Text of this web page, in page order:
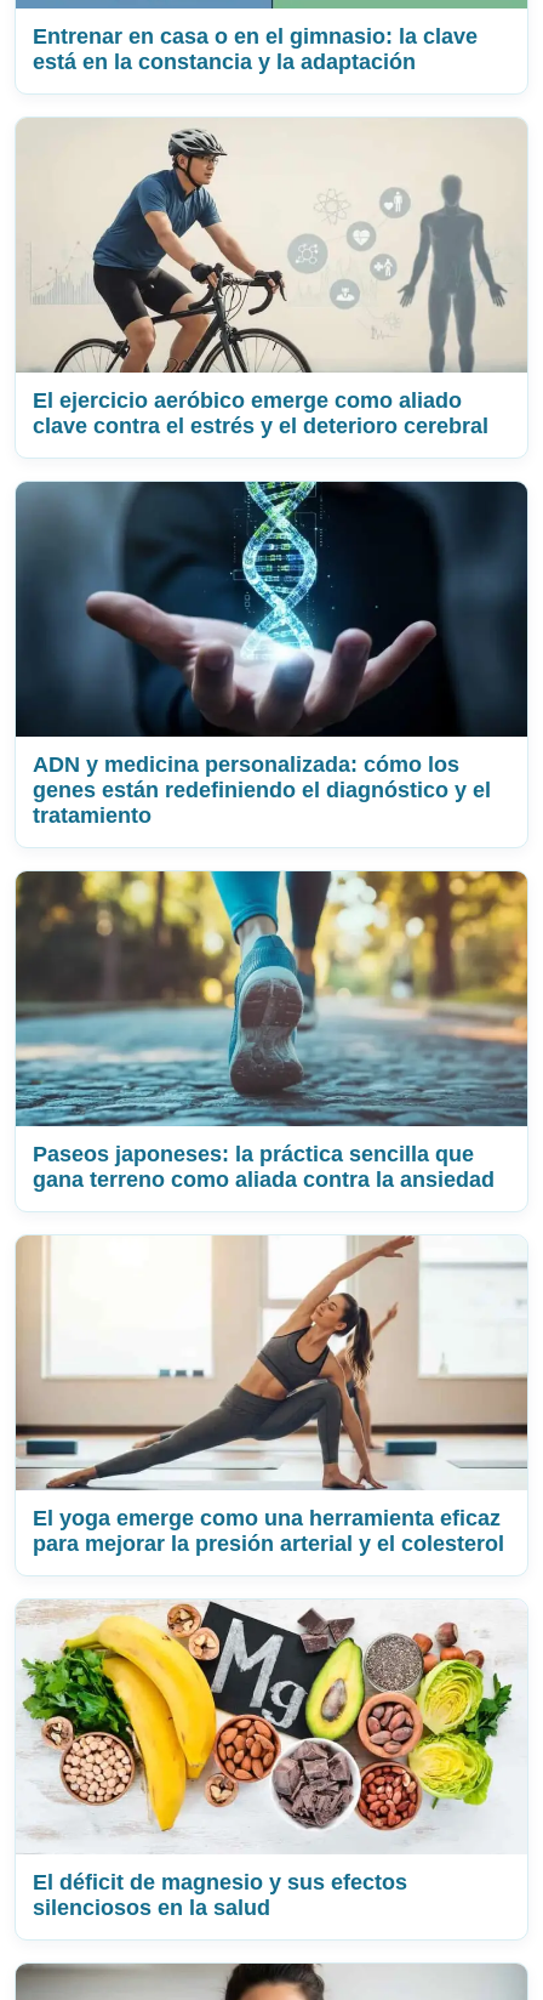
Entrenar en casa o en el gimnasio: la clave
está en la constancia y la adaptación
El ejercicio aeróbico emerge como aliado
clave contra el estrés y el deterioro cerebral
ADN y medicina personalizada: cómo los
genes están redefiniendo el diagnóstico y el
tratamiento
Paseos japoneses: la práctica sencilla que
gana terreno como aliada contra la ansiedad
El yoga emerge como una herramienta eficaz
para mejorar la presión arterial y el colesterol
El déficit de magnesio y sus efectos
silenciosos en la salud